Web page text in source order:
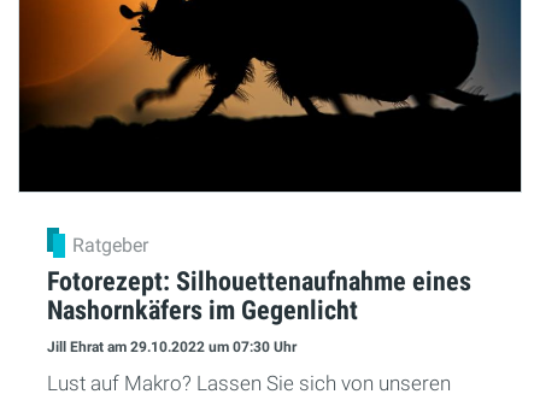
Ratgeber
Fotorezept: Silhouettenaufnahme eines
Nashornkäfers im Gegenlicht
Jill Ehrat am 29.10.2022 um 07:30 Uhr
Lust auf Makro? Lassen Sie sich von unseren